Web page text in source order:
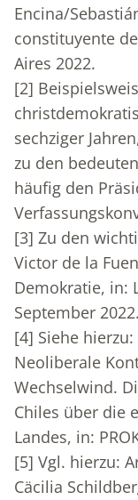
Encina/
constituyente
Aires 2022.
[2]
sechziger
zu den
häufig den
[3] Zu den
Victor de la
Demokratie, in:
September 2022.
[4] Siehe
Neoliberale
Wechselwind.
Chiles über die
Landes, in:
[5] Vgl. hierzu:
Cäcilia